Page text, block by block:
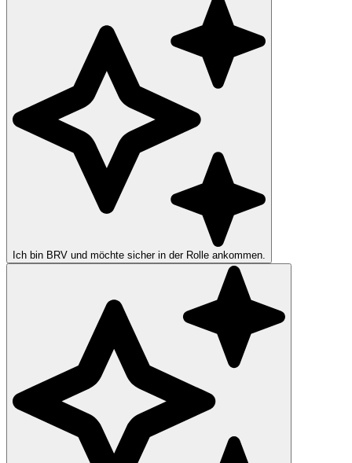
Ich bin BRV und möchte sicher in der Rolle ankommen.